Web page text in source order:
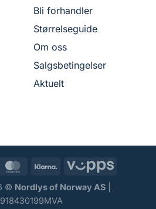
Bli forhandler
Størrelseguide
Om oss
Salgsbetingelser
Aktuelt
© Nordlys of Norway AS|